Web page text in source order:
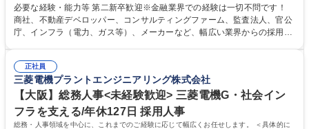
掛け合わせて広く社会に貢献していく職種です。 入社後は、横断的なロー
テーションを経て適性や専門性に応じたキャリアを形成していただきま
す。総合職として入社いただき、下記いずれかの部門でご活躍いただきま
ート・ナレッジ業務 ※それぞれの業務内容に関しては、別途その他労働条
件備考欄に記載 募集職種 【総合職/ポテンシャル採用(第2新卒)】投融資一
体型のソリューション提案
必要な経験・能力等 第二新卒歓迎※金融業界での経験は一切不問です！
商社、不動産デベロッパー、コンサルティングファーム、監査法人、官公
庁、インフラ（電力、ガス等）、メーカーなど、幅広い業界からの採用実
く高い志を併せもった人材を求めています。ポテンシャル採用（第2新
卒）では、金融業界での経験や知識を問いません。新たな時代を見据え
て、複雑化する社会課題の解決に向けて先鞭をつける役割を担いたい、と
いう気概をお持ちの方を心待ちにしています。 学歴・資格 学歴：大学院
大学 語学力： 資格：
正社員
三菱電機プラントエンジニアリング株式会社
【大阪】総務人事<未経験歓迎> 三菱電機G・社会イン
フラを支える/年休127日 採用人事
総務・人事領域を中心に、これまでのご経験に応じて幅広くお任せします。 ＜具体的に